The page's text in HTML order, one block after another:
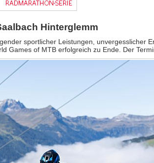
Hinterglemm
sportlicher Leistungen, unvergesslicher
Games of MTB erfolgreich zu Ende. Der